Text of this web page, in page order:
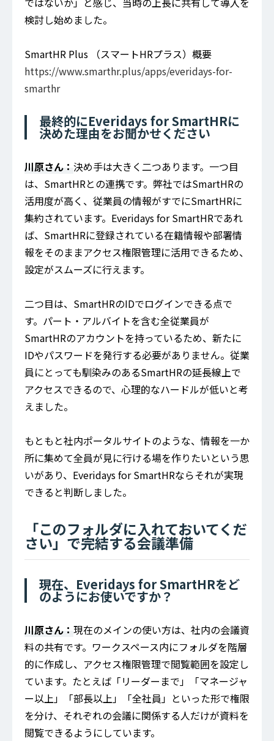
検討し始めました。
SmartHR Plus （スマートHRプラス）概要
https://www.smarthr.plus/apps/everidays-for-
smarthr
最終的にEveridays for SmartHRに
決めた理由をお聞かせください
川原さん： 決め手は大きく二つあります。一つ目
は、SmartHRとの連携です。弊社ではSmartHRの
活用度が高く、従業員の情報がすでにSmartHRに
集約されています。Everidays for SmartHRであれ
ば、SmartHRに登録されている在籍情報や部署情
報をそのままアクセス権限管理に活用できるため、
設定がスムーズに行えます。
二つ目は、SmartHRのIDでログインできる点で
す。パート・アルバイトを含む全従業員が
SmartHRのアカウントを持っているため、新たに
IDやパスワードを発行する必要がありません。従業
員にとっても馴染みのあるSmartHRの延長線上で
アクセスできるので、心理的なハードルが低いと考
えました。
もともと社内ポータルサイトのような、情報を一か
所に集めて全員が見に行ける場を作りたいという思
いがあり、Everidays for SmartHRならそれが実現
できると判断しました。
「このフォルダに入れておいてくだ
さい」で完結する会議準備
現在、Everidays for SmartHRをど
のようにお使いですか？
川原さん： 現在のメインの使い方は、社内の会議資
料の共有です。ワークスペース内にフォルダを階層
的に作成し、アクセス権限管理で閲覧範囲を設定し
ています。たとえば「リーダーまで」「マネージャ
ー以上」「部長以上」「全社員」といった形で権限
を分け、それぞれの会議に関係する人だけが資料を
閲覧できるようにしています。